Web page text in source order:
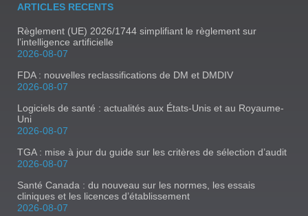
ARTICLES RECENTS
Règlement (UE) 2026/1744 simplifiant le règlement sur
l’intelligence artificielle
2026-08-07
FDA : nouvelles reclassifications de DM et DMDIV
2026-08-07
Logiciels de santé : actualités aux États-Unis et au Royaume-
Uni
2026-08-07
TGA : mise à jour du guide sur les critères de sélection d’audit
2026-08-07
Santé Canada : du nouveau sur les normes, les essais
cliniques et les licences d’établissement
2026-08-07